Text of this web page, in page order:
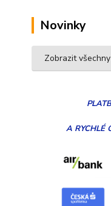
Novinky
Zobrazit
A RYCHLÉ